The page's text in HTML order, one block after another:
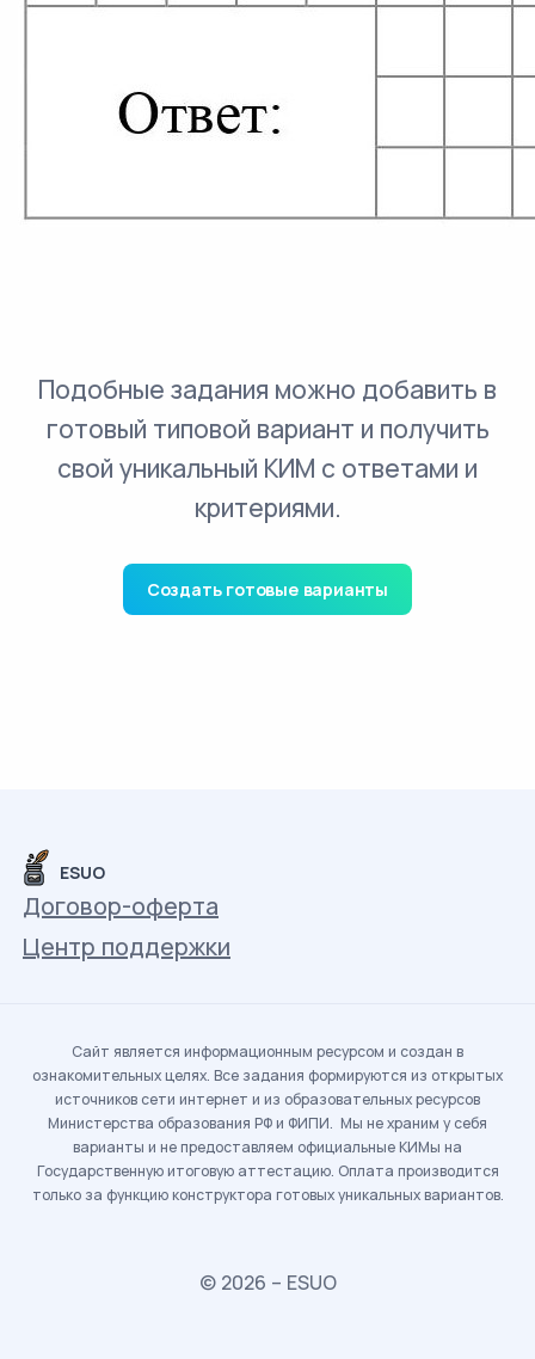
Подобные задания можно добавить в
готовый типовой вариант и получить
свой уникальный КИМ с ответами и
критериями.
Создать готовые варианты
ESUO
Договор-оферта
Центр поддержки
Сайт является информационным ресурсом и создан в
ознакомительных целях. Все задания формируются из открытых
источников сети интернет и из образовательных ресурсов
Министерства образования РФ и ФИПИ. Мы не храним у себя
варианты и не предоставляем официальные КИМы на
Государственную итоговую аттестацию. Оплата производится
только за функцию конструктора готовых уникальных вариантов.
© 2026 – ESUO